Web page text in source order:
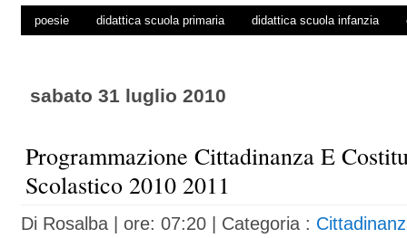
poesie didattica scuola primaria didattica scuola infanzia
sabato 31 luglio 2010
Programmazione Cittadinanza E
Scolastico 2010 2011
Di Rosalba| ore: 07:20 | Categoria :